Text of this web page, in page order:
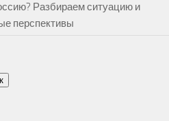
Разбираем ситуацию и
перспективы